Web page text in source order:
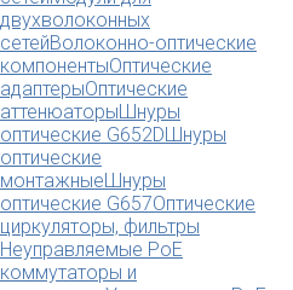
двухволоконных
сетейВолоконно-оптические
компонентыОптические
адаптерыОптические
аттенюаторыШнуры
оптические G652DШнуры
оптические
монтажныеШнуры
оптические G657Оптические
циркуляторы, фильтры
Неуправляемые PoE
коммутаторы и